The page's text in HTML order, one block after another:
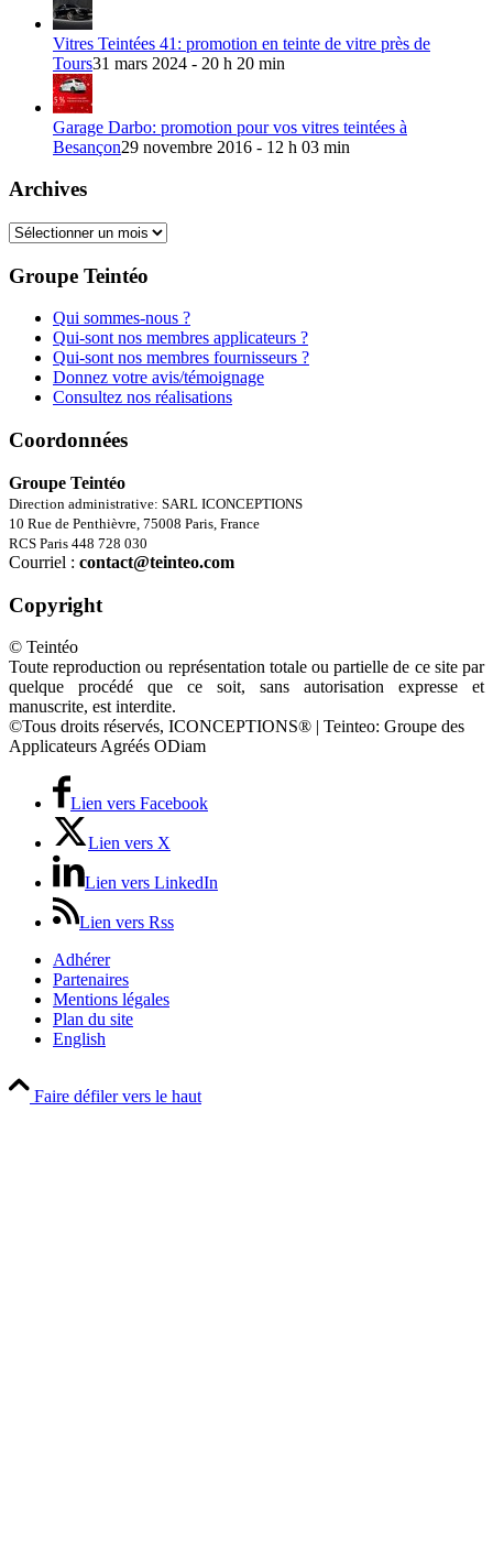
Vitres Teintées 41: promotion en teinte de vitre près de
Tours31 mars 2024 - 20 h 20 min
Garage Darbo: promotion pour vos vitres teintées à
Besançon29 novembre 2016 - 12 h 03 min
Archives
Archives
Groupe Teintéo
Qui sommes-nous ?
Qui-sont nos membres applicateurs ?
Qui-sont nos membres fournisseurs ?
Donnez votre avis/témoignage
Consultez nos réalisations
Coordonnées
Groupe Teintéo
Direction administrative: SARL ICONCEPTIONS
10 Rue de Penthièvre, 75008 Paris, France
RCS Paris 448 728 030
Courriel : contact@teinteo.com
Copyright
© Teintéo
Toute reproduction ou représentation totale ou partielle de ce site par
quelque procédé que ce soit, sans autorisation expresse et
manuscrite, est interdite.
©Tous droits réservés, ICONCEPTIONS® | Teinteo: Groupe des
Applicateurs Agréés ODiam
Lien vers Facebook
Lien vers X
Lien vers LinkedIn
Lien vers Rss
Adhérer
Partenaires
Mentions légales
Plan du site
English
Faire défiler vers le haut